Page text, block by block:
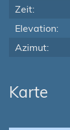
Zeit:
Elevation:
Azimut:
Karte